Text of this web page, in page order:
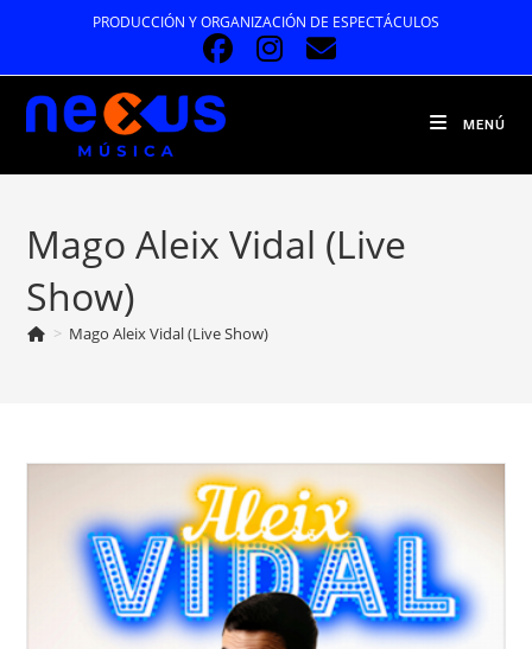
contenido
PRODUCCIÓN Y ORGANIZACIÓN DE ESPECTÁCULOS
MENÚ
Mago Aleix Vidal (Live
Show)
> Mago Aleix Vidal (Live Show)